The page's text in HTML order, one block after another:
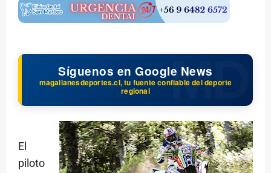
Síguenos en Google News
magallanesdeportes.cl, tu fuente confiable del deporte
regional
El
piloto